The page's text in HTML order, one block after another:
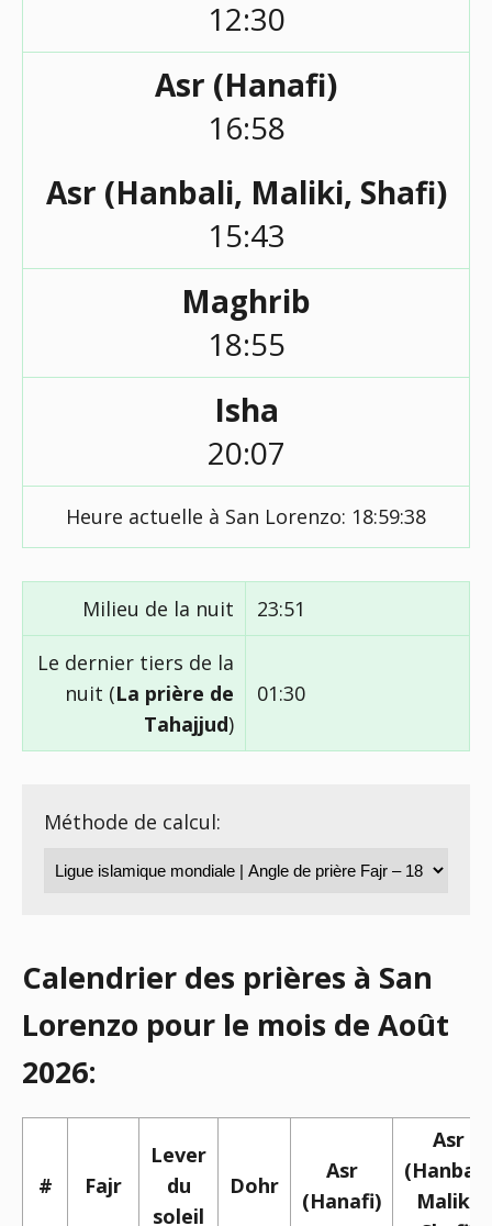
12:30
Asr (Hanafi)
16:58
Asr (Hanbali, Maliki, Shafi)
15:43
Maghrib
18:55
Isha
20:07
Heure actuelle à San Lorenzo: 18:59:38
Milieu de la nuit 23:51
Le dernier tiers de la
nuit (La prière de
Tahajjud)
01:30
Méthode de calcul:
Calendrier des prières à San
Lorenzo pour le mois de Août
2026:
# Fajr
Lever
du
soleil
Dohr
Asr
(Hanafi)
Asr
(Hanbali,
Maliki,